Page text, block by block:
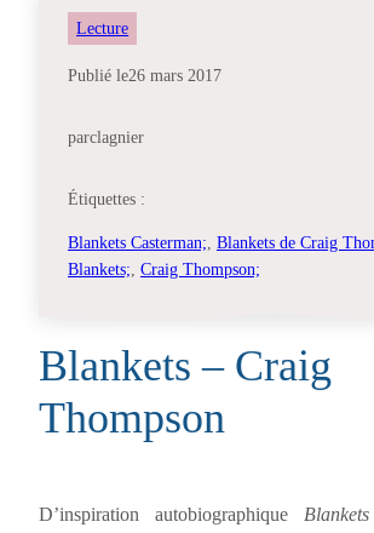
Lecture
Publié le26 mars 2017
parclagnier
Étiquettes :
Blankets Casterman; Blankets de Craig
Blankets; Craig Thompson;
Blankets – Craig
Thompson
D’inspiration autobiographique Blankets